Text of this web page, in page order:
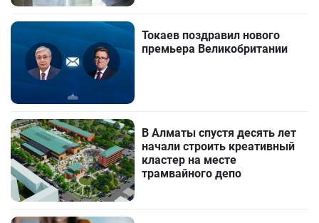
Токаев поздравил нового
премьера Великобритании
В Алматы спустя десять лет
начали строить креативный
кластер на месте
трамвайного депо